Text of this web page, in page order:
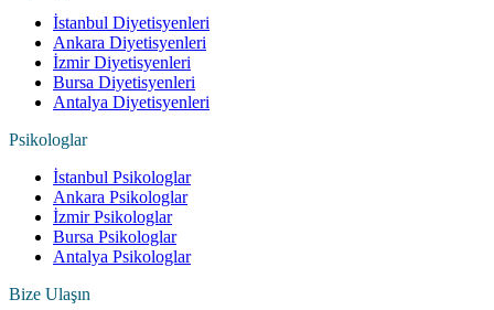
İstanbul Diyetisyenleri
Ankara Diyetisyenleri
İzmir Diyetisyenleri
Bursa Diyetisyenleri
Antalya Diyetisyenleri
Psikologlar
İstanbul Psikologlar
Ankara Psikologlar
İzmir Psikologlar
Bursa Psikologlar
Antalya Psikologlar
Bize Ulaşın